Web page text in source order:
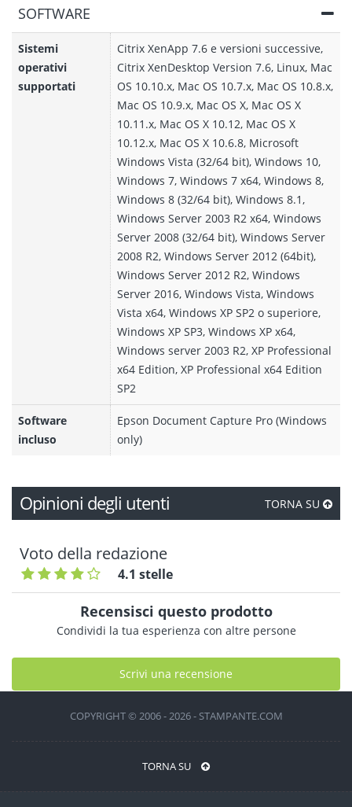
SOFTWARE
Sistemi
operativi
supportati
Citrix XenApp 7.6 e versioni successive,
Citrix XenDesktop Version 7.6, Linux, Mac
OS 10.10.x, Mac OS 10.7.x, Mac OS 10.8.x,
Mac OS 10.9.x, Mac OS X, Mac OS X
10.11.x, Mac OS X 10.12, Mac OS X
10.12.x, Mac OS X 10.6.8, Microsoft
Windows Vista (32/64 bit), Windows 10,
Windows 7, Windows 7 x64, Windows 8,
Windows 8 (32/64 bit), Windows 8.1,
Windows Server 2003 R2 x64, Windows
Server 2008 (32/64 bit), Windows Server
2008 R2, Windows Server 2012 (64bit),
Windows Server 2012 R2, Windows
Server 2016, Windows Vista, Windows
Vista x64, Windows XP SP2 o superiore,
Windows XP SP3, Windows XP x64,
Windows server 2003 R2, XP Professional
x64 Edition, XP Professional x64 Edition
SP2
Software
incluso
Epson Document Capture Pro (Windows
only)
Opinioni degli utenti TORNA SU
Voto della redazione
4.1 stelle
Recensisci questo prodotto
Condividi la tua esperienza con altre persone
Scrivi una recensione
COPYRIGHT © 2006 - 2026 - STAMPANTE.COM
TORNA SU